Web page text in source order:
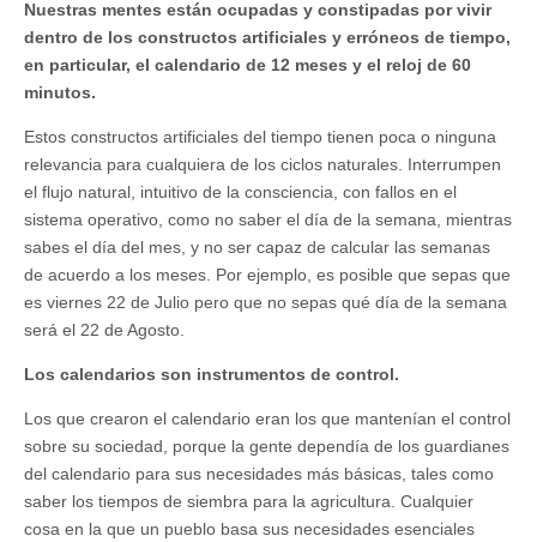
Nuestras mentes están ocupadas y constipadas por vivir
dentro de los constructos artificiales y erróneos de tiempo,
en particular, el calendario de 12 meses y el reloj de 60
minutos.
Estos constructos artificiales del tiempo tienen poca o ninguna
relevancia para cualquiera de los ciclos naturales. Interrumpen
el flujo natural, intuitivo de la consciencia, con fallos en el
sistema operativo, como no saber el día de la semana, mientras
sabes el día del mes, y no ser capaz de calcular las semanas
de acuerdo a los meses. Por ejemplo, es posible que sepas que
es viernes 22 de Julio pero que no sepas qué día de la semana
será el 22 de Agosto.
Los calendarios son instrumentos de control.
Los que crearon el calendario eran los que mantenían el control
sobre su sociedad, porque la gente dependía de los guardianes
del calendario para sus necesidades más básicas, tales como
saber los tiempos de siembra para la agricultura. Cualquier
cosa en la que un pueblo basa sus necesidades esenciales